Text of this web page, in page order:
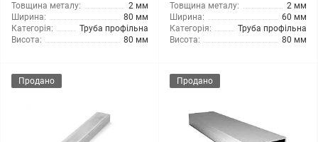
Товщина металу:
2 мм
Ширина:
80 мм
Категорія:
Труба профільна
Висота:
80 мм
Товщина металу:
2 мм
Ширина:
60 мм
Категорія:
Труба профільна
Висота:
80 мм
Продано Продано